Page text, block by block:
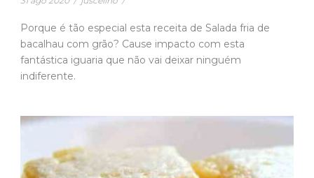
Porque é tão especial esta receita de Salada fria de
bacalhau com grão? Cause impacto com esta
fantástica iguaria que não vai deixar ninguém
indiferente.